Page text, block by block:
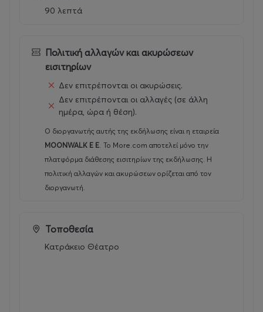
90 λεπτά
Πολιτική αλλαγών και ακυρώσεων
εισιτηρίων
Δεν επιτρέπονται οι ακυρώσεις.
Δεν επιτρέπονται οι αλλαγές (σε άλλη
ημέρα, ώρα ή θέση).
Ο διοργανωτής αυτής της εκδήλωσης είναι η εταιρεία
MOONWALK E E. Το More.com αποτελεί μόνο την
πλατφόρμα διάθεσης εισιτηρίων της εκδήλωσης. Η
πολιτική αλλαγών και ακυρώσεων ορίζεται από τον
διοργανωτή.
Τοποθεσία
Κατράκειο Θέατρο